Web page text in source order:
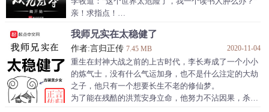
下的绝世女帝......
间一边相爱相杀，一边四处搞
亲！求指点！
金手指还没有上线，卡文当中！
我师兄实在太稳健了
作者:言归正传 7.45 MB 2020-11-04
重生在封神大战之前的上古时代，李长寿成了一个小小
的炼气士，没有什么气运加身，也不是什么注定的大劫
之子，他只有一个想要长生不老的修仙梦。
为了能在残酷的洪荒安身立命，他努力不沾因果，杀人